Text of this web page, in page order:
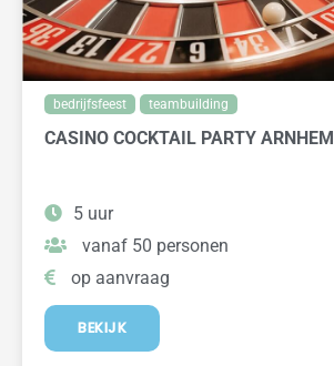
bedrijfsfeest teambuilding
CASINO COCKTAIL PARTY ARNHEM
5 uur
vanaf 50 personen
op aanvraag
BEKIJK